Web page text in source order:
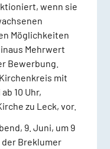
wenn sie
Möglichkeiten
Mehrwert
Bewerbung.
mit
10 Uhr,
zu Leck, vor.
9. Juni, um 9
Breklumer